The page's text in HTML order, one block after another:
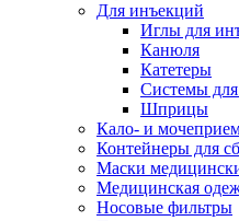
Для инъекций
Иглы для
Канюля
Катетеры
Системы
Шприцы
Кало- и
Контейнеры для
Маски
Медицинская
Носовые фильтры